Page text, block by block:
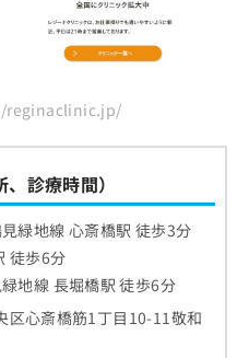
reginaclinic.jp/
診療時間）
緑地線 心斎橋駅 徒歩3分
徒歩6分
地線 長堀橋駅 徒歩6分
区心斎橋筋1丁目10-11敬和